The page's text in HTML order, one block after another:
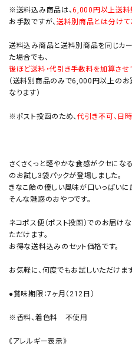
※送料込み商品は、6,000円以上送料
お手数ですが、 送料別商品とは分けて
送料込み商品と送料別商品を同じカ
た場合でも、
後ほど送料・代引き手数料を加算させ
（送料別商品のみで6,000円以上の
なります）
※ポスト投函のため、 代引き不可、日
さくさくっと軽やかな食感がクセにな
のお試し3袋パックが登場しました。
きなこ飴の優しい風味が口いっぱいに
そんな魅惑のおやつです。
ネコポス便（ポスト投函）でのお届け
ただけます。
お得な送料込みのセット価格です。
お気軽に、何度でもお試しいただけます
●賞味期限：7ヶ月（212日）
※香料、着色料 不使用
《アレルギー表示》